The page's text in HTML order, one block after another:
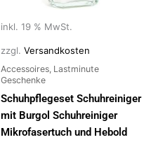
inkl. 19 % MwSt.
zzgl. Versandkosten
Accessoires, Lastminute
Geschenke
Schuhpflegeset Schuhreiniger
mit Burgol Schuhreiniger
Mikrofasertuch und Hebold